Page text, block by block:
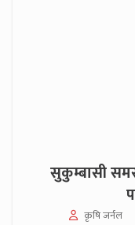
सुकुम्बासी
कृषि जर्नल